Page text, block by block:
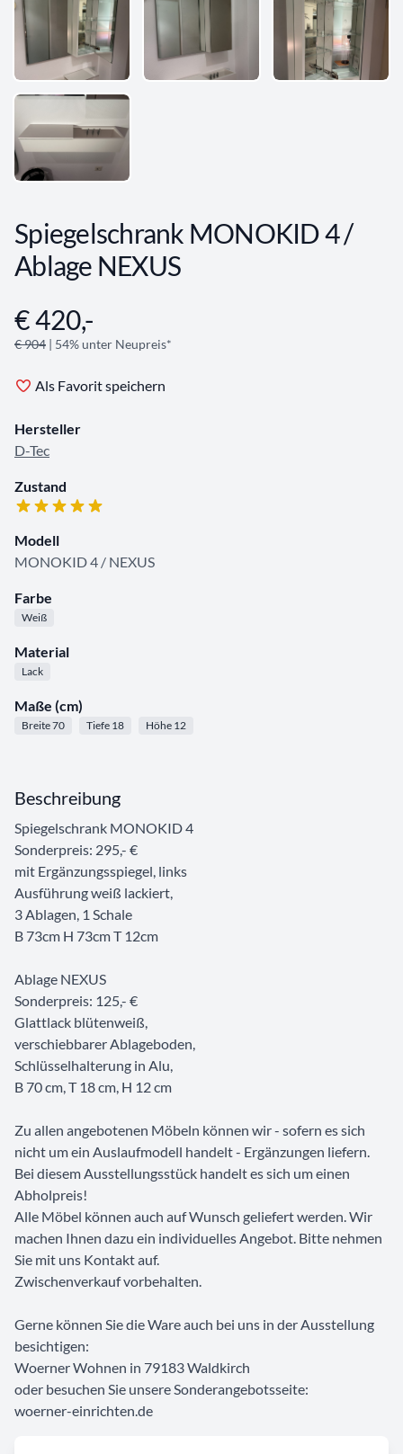
Spiegelschrank MONOKID 4 /
Ablage NEXUS
Angebotsinformationen
€ 420,-
€ 904 | 54% unter Neupreis*
Als Favorit speichern
Hersteller
D-Tec
Zustand
Modell
MONOKID 4 / NEXUS
Farbe
Weiß
Material
Lack
Maße (cm)
Breite 70 Tiefe 18 Höhe 12
Beschreibung
Spiegelschrank MONOKID 4
Sonderpreis: 295,- €
mit Ergänzungsspiegel, links
Ausführung weiß lackiert,
3 Ablagen, 1 Schale
B 73cm H 73cm T 12cm
Ablage NEXUS
Sonderpreis: 125,- €
Glattlack blütenweiß,
verschiebbarer Ablageboden,
Schlüsselhalterung in Alu,
B 70 cm, T 18 cm, H 12 cm
Zu allen angebotenen Möbeln können wir - sofern es sich
nicht um ein Auslaufmodell handelt - Ergänzungen liefern.
Bei diesem Ausstellungsstück handelt es sich um einen
Abholpreis!
Alle Möbel können auch auf Wunsch geliefert werden. Wir
machen Ihnen dazu ein individuelles Angebot. Bitte nehmen
Sie mit uns Kontakt auf.
Zwischenverkauf vorbehalten.
Gerne können Sie die Ware auch bei uns in der Ausstellung
besichtigen:
Woerner Wohnen in 79183 Waldkirch
oder besuchen Sie unsere Sonderangebotsseite:
woerner-einrichten.de